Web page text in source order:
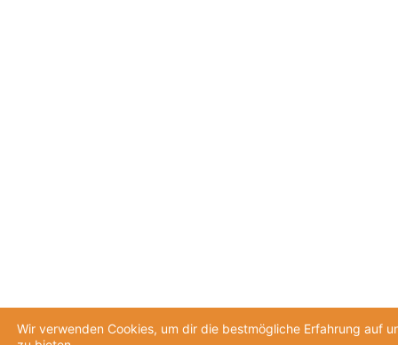
Wir verwenden Cookies, um dir die bestmögliche Erfahrung auf